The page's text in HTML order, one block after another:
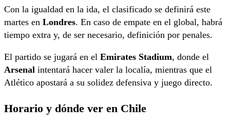
Con la igualdad en la ida, el clasificado se definirá este
martes en Londres. En caso de empate en el global, habrá
tiempo extra y, de ser necesario, definición por penales.
El partido se jugará en el Emirates Stadium, donde el
Arsenal intentará hacer valer la localía, mientras que el
Atlético apostará a su solidez defensiva y juego directo.
Horario y dónde ver en Chile